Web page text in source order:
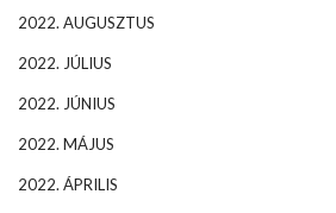
2022. AUGUSZTUS
2022. JÚLIUS
2022. JÚNIUS
2022. MÁJUS
2022. ÁPRILIS